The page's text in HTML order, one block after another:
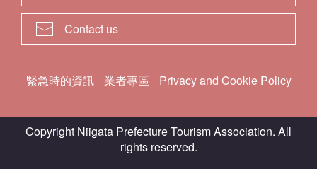
Contact us
緊急時的資訊 業者專區 Privacy and Cookie Policy
Copyright Niigata Prefecture Tourism Association. All
rights reserved.